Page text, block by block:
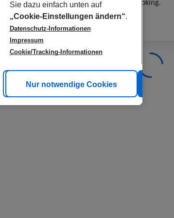
service before confirming your booking.
Sie dazu einfach unten auf
„Cookie-Einstellungen ändern“.
Datenschutz-Informationen
Impressum
Cookie/Tracking-Informationen
Cookie anpassen
Nur notwendige Cookies